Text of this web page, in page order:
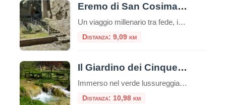
Eremo di San Cosimato a Vicovaro
Un viaggio millenario tra fede, ingegneria romana e silenzi rupestri nella Valle dell’Aniene A circa quaranta chilometri ad est di Roma, laddove la Valle dell’Aniene si restringe fino a formare una gola selvaggia e profonda, sorge uno dei complessi storici e spirituali più affascinanti e segreti del Lazio: l’Eremo di San Cosimato a Vicovaro. Arroccato […]
Distanza: 9,09 km
Il Giardino dei Cinque Sensi
Immerso nel verde lussureggiante del Parco Naturale Regionale dei Monti Lucretili, a circa 40 chilometri da Roma, sorge un luogo dove il tempo sembra essersi fermato e dove la natura non si limita a essere guardata, ma chiede di essere vissuta con ogni fibra del proprio essere. È il Giardino dei Cinque Sensi di Licenza, […]
Distanza: 10,98 km